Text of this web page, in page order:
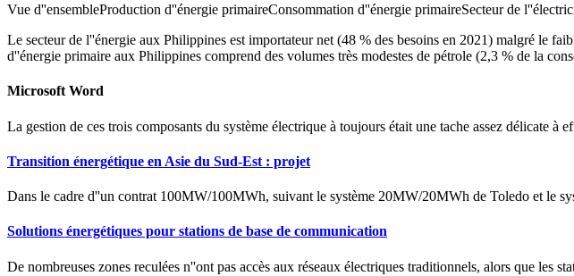
Vue d''ensembleProduction d''énergie primaireConsommation d''énergie primaireSecteur de
Le secteur de l''énergie aux Philippines est importateur net (48 % des besoins en 2021) malgré le
d''énergie primaire aux Philippines comprend des volumes très modestes de pétrole (2,3 % de la
Microsoft Word
La gestion de ces trois composants du système électrique à toujours était une tache assez délicate
Transition énergétique en Asie du Sud-Est : projet
Dans le cadre d''un contrat 100MW/100MWh, suivant le système 20MW/20MWh de Toledo et le
Solutions énergétiques pour stations de base de communication
De nombreuses zones reculées n''ont pas accès aux réseaux électriques traditionnels, alors que les